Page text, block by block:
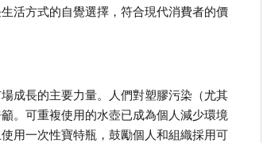
活方式的自覺選擇，符合現代消費者的價
成長的主要力量。人們對塑膠污染（尤其
。可重複使用的水壺已成為個人減少環境
用一次性寶特瓶，鼓勵個人和組織採用可